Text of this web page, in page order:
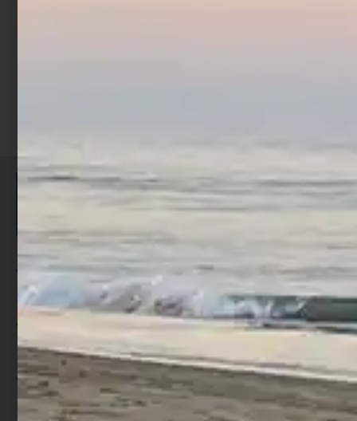
ISCRIVITI E RICEVI 3,50€ DI
SCONTO >
Per ogni acquisto accumuli ulteriori
punti;
Utilizza i punti per ricevere uno
sconto;
I punti sono indicati nella pagina
prodotto;